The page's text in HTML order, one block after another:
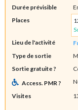
Durée prévisible
Places
Lieu de l'activité
Type de sortie
Sortie gratuite ?
Access. PMR ?
Visites